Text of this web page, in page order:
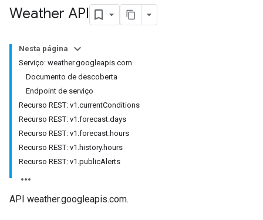
Weather API
Nesta página
Serviço: weather.googleapis.com
Documento de descoberta
Endpoint de serviço
Recurso REST: v1.currentConditions
Recurso REST: v1.forecast.days
Recurso REST: v1.forecast.hours
Recurso REST: v1.history.hours
Recurso REST: v1.publicAlerts
API weather.googleapis.com.